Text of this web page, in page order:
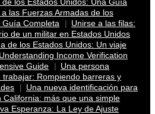
a las Fuerzas Armadas de los
Guía Completa
Unirse a las filas:
de un militar en Estados Unidos
de los Estados Unidos: Un viaje
Understanding Income Verification
Guide
Una persona
trabajar: Rompiendo barreras y
Una nueva identificación para
California: más que una simple
Esperanza: La Ley de Ajuste